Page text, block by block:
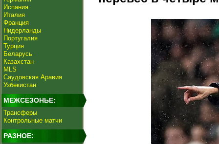
Испания
Италия
Франция
Нидерланды
Португалия
Турция
Беларусь
Казахстан
MLS
Саудовская Аравия
Узбекистан
МЕЖСЕЗОНЬЕ:
Трансферы
Контрольные матчи
РАЗНОЕ: